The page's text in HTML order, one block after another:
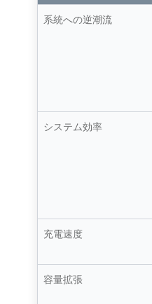
系統への逆潮流
システム効率
充電速度
容量拡張